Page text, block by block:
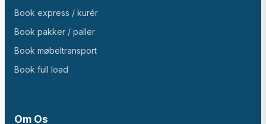
Book express / kurér
Book pakker / paller
Book møbeltransport
Book full load
Om Os